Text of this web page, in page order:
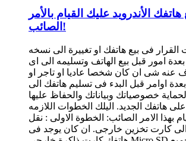
الأندرويد عليك القيام بالأمر
الصائب!
فى بيع هاتفك او تغييرة الى نسخه
امور قبل بيع الهاتف وتسليمه الى اى
عنه شى ان كان شخصا عاديا او تاجر او
اوامر قبل البدء فى تسليم هاتفك الى
خصوصياتك وبياناتك والحفاظ عليها
على هاتفك الجديد. اليلك الخطوات اللازمه
بهذا الامر الصائب: الخطوة الاولى : نقل
الى كارت تخزين خارجى. ان كان يوجد فى